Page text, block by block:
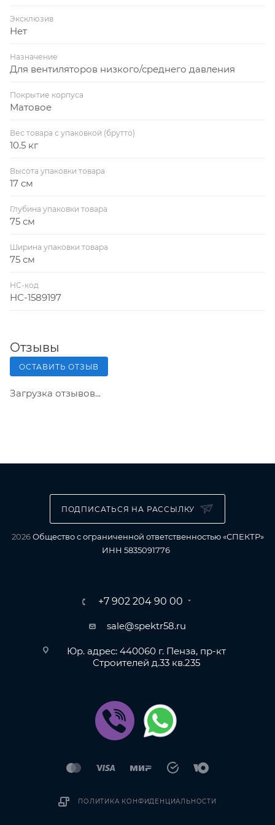
Эксклюзив
Нет
Назначение
Для вентиляторов низкого/среднего давления
Покрытие корпуса
Матовое
Вес товара с упаковкой (брутто)
10.5 кг
Высота упаковки товара
17 см
Глубина упаковки товара
75 см
Ширина упаковки товара
75 см
НС-код
НС-1589197
Отзывы
ОСТАВИТЬ ОТЗЫВ
Загрузка отзывов...
ПОДПИСАТЬСЯ НА РАССЫЛКУ
2026Общество с ограниченной ответственностью «СПЕКТР»
ИНН 5835091776
+7 902 204 90 00
sale@spektr58.ru
Юр. адрес: 440060 г. Пенза, пр-кт
Строителей д.33 кв.235
ПОЛИТИКА КОНФИДЕНЦИАЛЬНОСТИ